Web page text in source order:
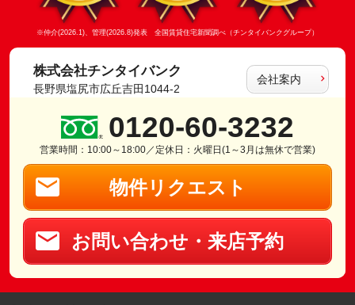
※仲介(2026.1)、管理(2026.8)発表 全国賃貸住宅新聞調べ（チンタイバンクグループ）
株式会社チンタイバンク
長野県塩尻市広丘吉田1044-2
会社案内
0120-60-3232
営業時間：10:00～18:00／定休日：火曜日(1～3月は無休で営業)
物件リクエスト
お問い合わせ・来店予約